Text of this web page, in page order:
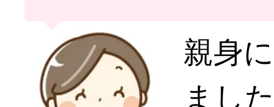
親身
まし